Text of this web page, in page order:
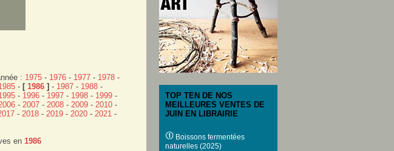
: 1975 - 1976 - 1977 - 1978 -
- [ 1986 ] - 1987 - 1988 -
- 1996 - 1997 - 1998 - 1999 -
- 2007 - 2008 - 2009 - 2010 -
- 2018 - 2019 - 2020 - 2021 -
en 1986
TOP TEN DE NOS
MEILLEURES VENTES DE
JUIN EN LIBRAIRIE
Boissons fermentées
naturelles (2025)